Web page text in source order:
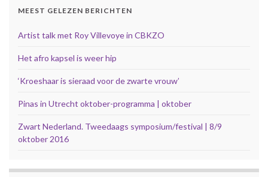
MEEST GELEZEN BERICHTEN
Artist talk met Roy Villevoye in CBKZO
Het afro kapsel is weer hip
‘Kroeshaar is sieraad voor de zwarte vrouw’
Pinas in Utrecht oktober-programma | oktober
Zwart Nederland. Tweedaags symposium/festival | 8/9
oktober 2016